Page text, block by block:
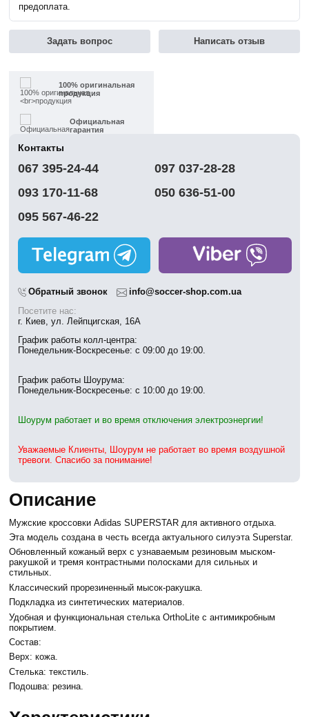
предоплата.
Задать вопрос Написать отзыв
100% оригинальная
продукция
Официальная
гарантия
доставка
Обмен | Возвращение
без выходных
в Киеве
Описание
Мужские кроссовки Adidas SUPERSTAR для активного отдыха.
Эта модель создана в честь всегда актуального силуэта Superstar.
Обновленный кожаный верх с узнаваемым резиновым мыском-
ракушкой и тремя контрастными полосками для сильных и
стильных.
Классический прорезиненный мысок-ракушка.
Подкладка из синтетических материалов.
Удобная и функциональная стелька OrthoLite с антимикробным
покрытием.
Состав:
Верх: кожа.
Стелька: текстиль.
Подошва: резина.
Контакты
067 395-24-44
097 037-28-28
093 170-11-68
050 636-51-00
095 567-46-22
Обратный звонок
info@soccer-shop.com.ua
Посетите нас:
г. Киев, ул. Лейпцигская, 16А
График работы колл-центра:
Понедельник-Воскресенье: с 09:00 до 19:00.
График работы Шоурума:
Понедельник-Воскресенье: с 10:00 до 19:00.
Шоурум работает и во время отключения электроэнергии!
Уважаемые Клиенты, Шоурум не работает во время воздушной
тревоги. Спасибо за понимание!